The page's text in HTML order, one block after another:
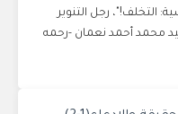
التخلف!"، رجل التنوير
محمد أحمد نعمان -رحمه